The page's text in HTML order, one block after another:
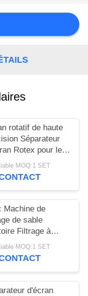
rotatif de haute
Séparateur
Rotex pour le
du sable de
MOQ:1 SET
Machine de
de sable
Filtrage à
capacité de
MOQ:1 SET
d'écran